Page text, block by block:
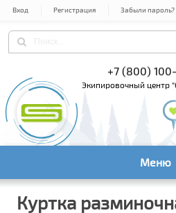
Вход Регистрация Забыли пароль?
+7 (800)
экипировочный центр
Меню
Куртка